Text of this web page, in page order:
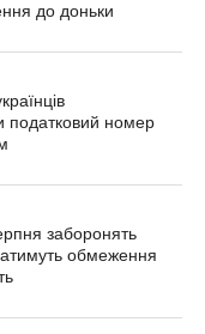
до доньки
податковий номер
заборонять
обмеження